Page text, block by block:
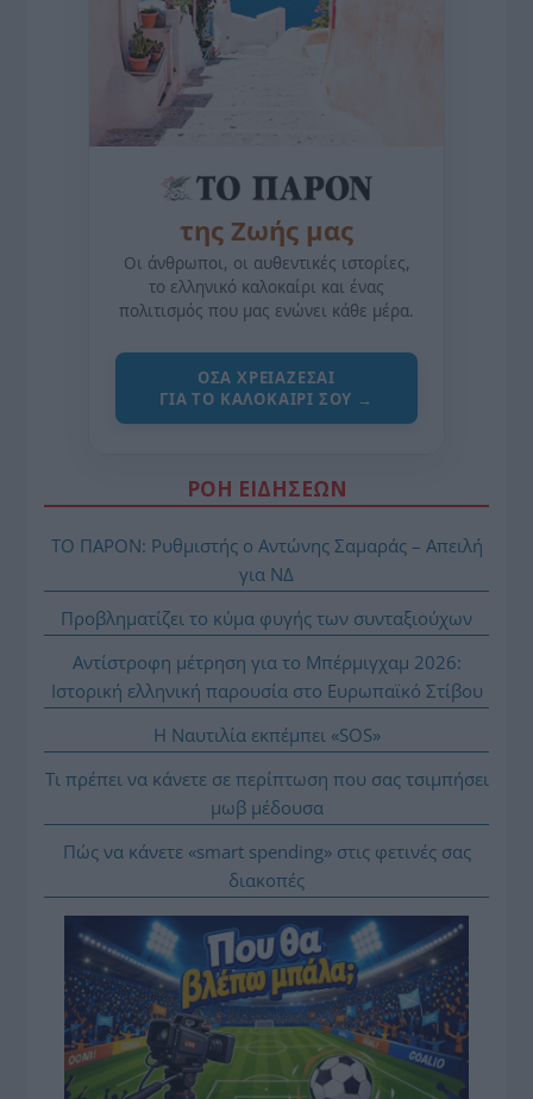
της Ζωής μας
Οι άνθρωποι, οι αυθεντικές ιστορίες,
το ελληνικό καλοκαίρι και ένας
πολιτισμός που μας ενώνει κάθε μέρα.
ΌΣΑ ΧΡΕΙΆΖΕΣΑΙ
ΓΙΑ ΤΟ ΚΑΛΟΚΑΊΡΙ ΣΟΥ →
ΡΟΗ ΕΙΔΗΣΕΩΝ
ΤΟ ΠΑΡΟΝ: Ρυθμιστής ο Αντώνης Σαμαράς – Απειλή
για ΝΔ
Προβληματίζει το κύμα φυγής των συνταξιούχων
Αντίστροφη μέτρηση για το Μπέρμιγχαμ 2026:
Ιστορική ελληνική παρουσία στο Ευρωπαϊκό Στίβου
Η Ναυτιλία εκπέμπει «SOS»
Τι πρέπει να κάνετε σε περίπτωση που σας τσιμπήσει
μωβ μέδουσα
Πώς να κάνετε «smart spending» στις φετινές σας
διακοπές